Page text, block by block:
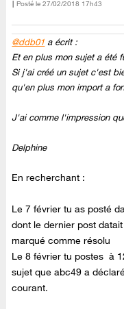
Posté le ‎27/02/2018 17h43
@ddb01 a écrit :
Et en plus mon sujet a été
Si j'ai créé un sujet c'est
qu'en plus mon import a
J'ai comme l'impression
Delphine
En recherchant :
Le 7 février tu as posté
dont le dernier post
marqué comme résolu
Le 8 février tu postes à
sujet que abc49 a
courant.